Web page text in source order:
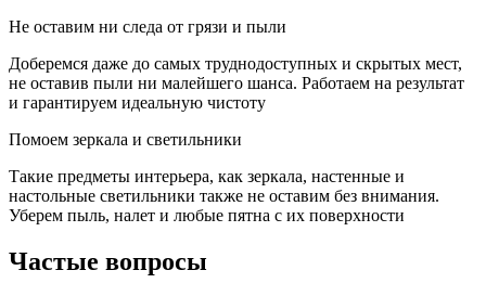
Не оставим ни следа от грязи и пыли
Доберемся даже до самых труднодоступных и скрытых мест,
не оставив пыли ни малейшего шанса. Работаем на результат
и гарантируем идеальную чистоту
Помоем зеркала и светильники
Такие предметы интерьера, как зеркала, настенные и
настольные светильники также не оставим без внимания.
Уберем пыль, налет и любые пятна с их поверхности
Частые вопросы